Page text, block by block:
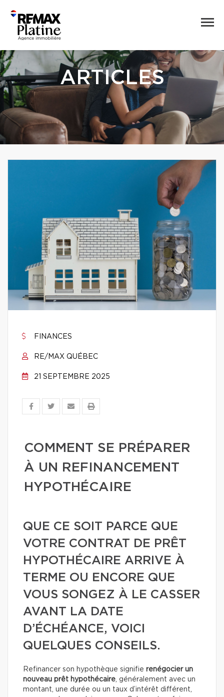
ARTICLES
FINANCES
RE/MAX QUÉBEC
21 SEPTEMBRE 2025
COMMENT SE PRÉPARER
À UN REFINANCEMENT
HYPOTHÉCAIRE
QUE CE SOIT PARCE QUE
VOTRE CONTRAT DE PRÊT
HYPOTHÉCAIRE ARRIVE À
TERME OU ENCORE QUE
VOUS SONGEZ À LE CASSER
AVANT LA DATE
D’ÉCHÉANCE, VOICI
QUELQUES CONSEILS.
Refinancer son hypothèque signifie renégocier un
nouveau prêt hypothécaire, généralement avec un
montant, une durée ou un taux d’intérêt différent,